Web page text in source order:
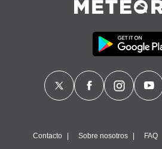
Contacto Sobre nosotros FAQ